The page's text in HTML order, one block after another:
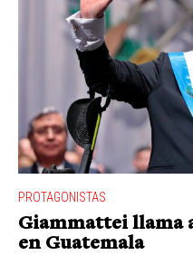
PROTAGONISTAS
Giammattei llama
en Guatemala